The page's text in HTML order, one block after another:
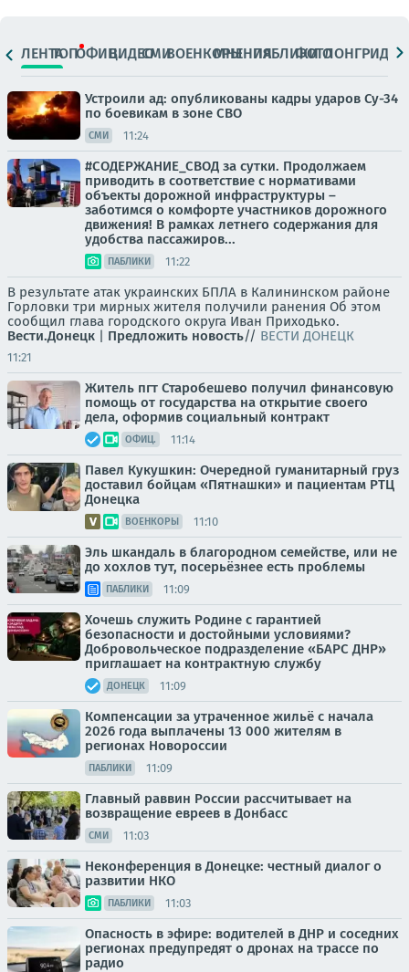
ЛЕНТАТОПОФИЦ.ВИДЕОСМИВОЕНКОРЫМНЕНИЯПАБЛИКИ
ФОТОЛОНГРИДЫ
Устроили ад: опубликованы кадры ударов Су-34
по боевикам в зоне СВО
СМИ 11:24
#СОДЕРЖАНИЕ_СВОД за сутки. Продолжаем
приводить в соответствие с нормативами
объекты дорожной инфраструктуры –
заботимся о комфорте участников дорожного
движения! В рамках летнего содержания для
удобства пассажиров...
ПАБЛИКИ 11:22
В результате атак украинских БПЛА в Калининском районе
Горловки три мирных жителя получили ранения Об этом
сообщил глава городского округа Иван Приходько.
Вести.Донецк | Предложить новость// ВЕСТИ ДОНЕЦК
11:21
Житель пгт Старобешево получил финансовую
помощь от государства на открытие своего
дела, оформив социальный контракт
ОФИЦ. 11:14
Павел Кукушкин: Очередной гуманитарный груз
доставил бойцам «Пятнашки» и пациентам РТЦ
Донецка
ВОЕНКОРЫ 11:10
Эль шкандаль в благородном семействе, или не
до хохлов тут, посерьёзнее есть проблемы
ПАБЛИКИ 11:09
Хочешь служить Родине с гарантией
безопасности и достойными условиями?
Добровольческое подразделение «БАРС ДНР»
приглашает на контрактную службу
ДОНЕЦК 11:09
Компенсации за утраченное жильё с начала
2026 года выплачены 13 000 жителям в
регионах Новороссии
ПАБЛИКИ 11:09
Главный раввин России рассчитывает на
возвращение евреев в Донбасс
СМИ 11:03
Неконференция в Донецке: честный диалог о
развитии НКО
ПАБЛИКИ 11:03
Опасность в эфире: водителей в ДНР и соседних
регионах предупредят о дронах на трассе по
радио